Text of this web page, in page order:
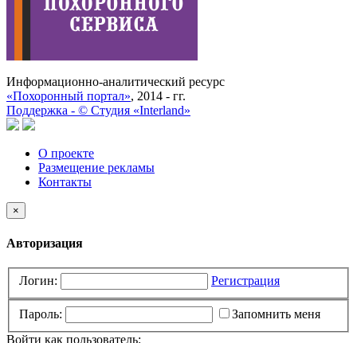
Информационно-аналитический ресурс
«Похоронный портал», 2014 - гг.
Поддержка - © Cтудия «Interland»
О проекте
Размещение рекламы
Контакты
×
Авторизация
Логин: Регистрация
Пароль:
Запомнить меня
Войти как пользователь: